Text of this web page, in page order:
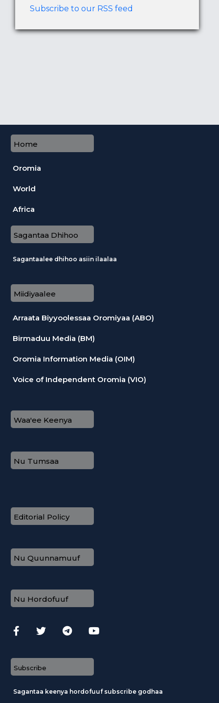
Subscribe to our RSS feed
Home
Oromia
World
Africa
Sagantaa Dhihoo
Sagantaalee dhihoo asiin ilaalaa
Miidiyaalee
Arraata Biyyoolessaa Oromiyaa (ABO)
Birmaduu Media (BM)
Oromia Information Media (OIM)
Voice of Independent Oromia (VIO)
Waa'ee Keenya
Nu Tumsaa
Editorial Policy
Nu Quunnamuuf
Nu Hordofuuf
Subscribe
Sagantaa keenya hordofuuf subscribe godhaa